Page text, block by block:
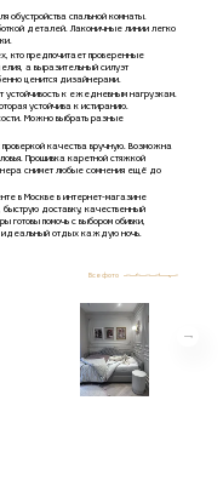
обустройства спальной комнаты.
деталей. Лаконичные линии легко
кто предпочитает проверенные
а выразительный силуэт
ценится дизайнерами.
к ежедневным нагрузкам.
устойчива к истиранию.
Можно выбрать разные
проверкой качества вручную. Возможна
Прошивка каретной стяжкой
снимет любые сомнения ещё до
в Москве в интернет-магазине
быструю доставку, качественный
помочь с выбором обивки,
идеальный отдых каждую ночь.
Все фото